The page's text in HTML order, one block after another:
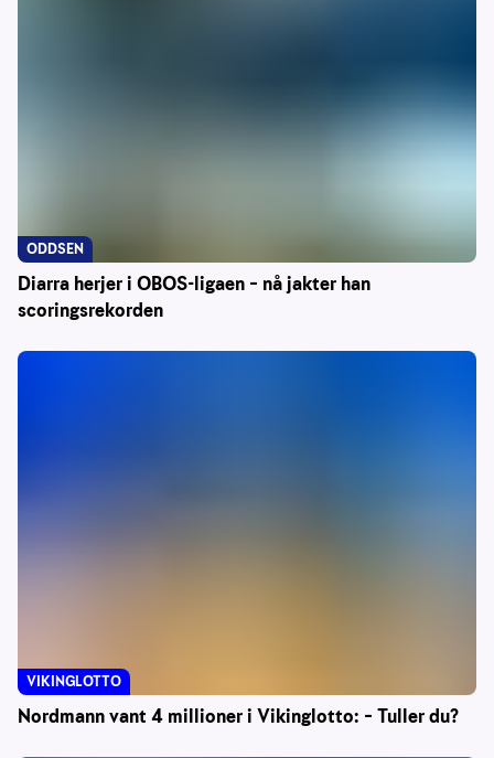
Diarra herjer i OBOS-ligaen – nå jakter han
scoringsrekorden
ODDSEN
Nordmann vant 4 millioner i Vikinglotto: – Tuller du?
VIKINGLOTTO